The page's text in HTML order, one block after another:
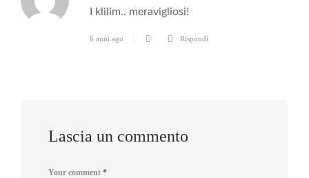
I klilim.. meravigliosi!
6 anni ago Rispondi
Lascia un commento
Your comment *